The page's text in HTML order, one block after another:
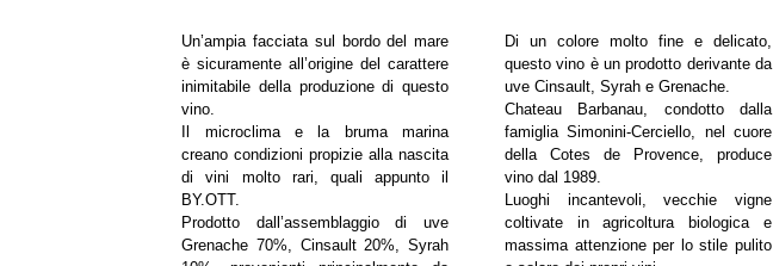
Un’ampia facciata sul bordo del mare
è sicuramente all’origine del carattere
inimitabile della produzione di questo
vino.
Il microclima e la bruma marina
creano condizioni propizie alla nascita
di vini molto rari, quali appunto il
BY.OTT.
Prodotto dall’assemblaggio di uve
Grenache 70%, Cinsault 20%, Syrah
Di un colore molto fine e delicato,
questo vino è un prodotto derivante da
uve Cinsault, Syrah e Grenache.
Chateau Barbanau, condotto dalla
famiglia Simonini-Cerciello, nel cuore
della Cotes de Provence, produce
vino dal 1989.
Luoghi incantevoli, vecchie vigne
coltivate in agricoltura biologica e
massima attenzione per lo stile pulito